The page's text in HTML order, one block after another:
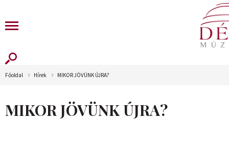
Főoldal Hírek MIKOR JÖVÜNK ÚJRA?
MIKOR JÖVÜNK ÚJRA?